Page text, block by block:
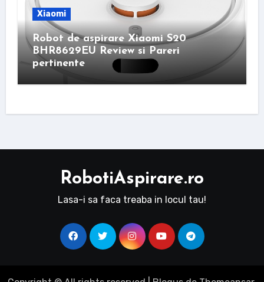
Xiaomi
Robot de aspirare Xiaomi S20
BHR8629EU Review si Pareri
pertinente
RobotiAspirare.ro
Lasa-i sa faca treaba in locul tau!